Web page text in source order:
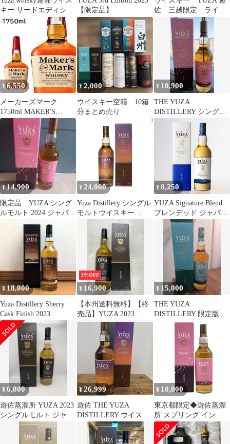
キー サードエディショ
ン 2023 新品未開封
【限定品】
佐 三越限定 ライオ
ン110周年 日本橋三越
¥6,550
メーカーズマーク
1750ml MAKER'S
MARK バーボン ウイス
キー アメリカ 大容量
1.75L 正規品
¥2,000
ウイスキー空箱 10箱
分まとめ売り
¥ 10,900
THE YUZA
DISTILLERY シングル
モルトウイスキー
¥14,900
限定品 YUZA シング
ルモルト 2024 ジャパニ
ーズ ウイスキー
¥ 24,000
Yuza Distillery シングル
モルトウイスキー
¥8,250
YUZA Signature Blend
ブレンデッド ジャパニ
ーズウイスキー シグニ
チャー ブレンド 700ml
Blended Japanese whiskey
金龍 山形 遊佐蒸留所
¥ 18,000
Yuza Distillery Sherry
Cask Finish 2023
1%OFF
¥ 16,900
【本州送料無料】【終
売品】YUZA 2023
700ml 51% シングルモ
ルト ジャパニーズウイ
スキー ギフト ギフト包
装 父の日 記念日
¥ 15,000
THE YUZA
DISTILLERY 限定版
2023年 700ml
¥6,800
遊佐蒸溜所 YUZA 2023
シングルモルト ジャパ
ニーズウイスキー
¥26,999
遊佐 THE YUZA
DISTILLERY ウイスキ
ー 700ml
¥ 10,000
東京都限定◆遊佐蒸溜
所 スプリング イン ジ
ャパン 2024
700ml【B3】